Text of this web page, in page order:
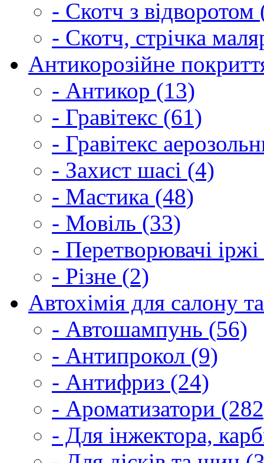
- Скотч з відворотом
- Скотч, стрічка
Антикорозійне
- Антикор (13)
- Гравітекс (61)
- Гравітекс
- Захист шасі (4)
- Мастика (48)
- Мовіль (33)
- Перетворювачі
- Різне (2)
Автохімія для салону
- Автошампунь (56)
- Антипрокол (9)
- Антифриз (24)
- Ароматизатори
- Для інжектора,